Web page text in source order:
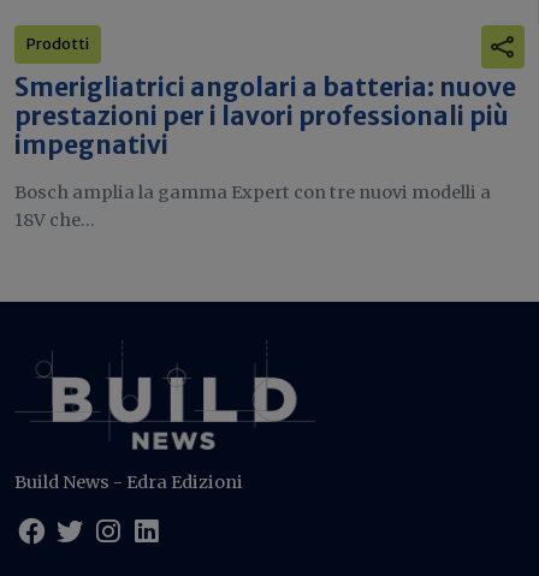
Prodotti
Smerigliatrici angolari a batteria: nuove
prestazioni per i lavori professionali più
impegnativi
Bosch amplia la gamma Expert con tre nuovi modelli a
18V che...
Build News - Edra Edizioni